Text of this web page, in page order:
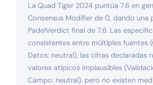
La Quad Tiger 2024 puntúa 7.6 en
Consensus Modifier de 0, dando una
PadelVerdict final de 7.6. Las
consistentes entre múltiples fuentes
Datos: neutral), las cifras declaradas
valores atípicos implausibles
Campo: neutral), pero no existen